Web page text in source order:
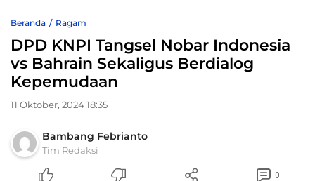
Beranda Ragam
DPD KNPI Tangsel Nobar Indonesia
vs Bahrain Sekaligus Berdialog
Kepemudaan
11 Oktober, 2024 18:35
Bambang Febrianto
Tim Redaksi
0